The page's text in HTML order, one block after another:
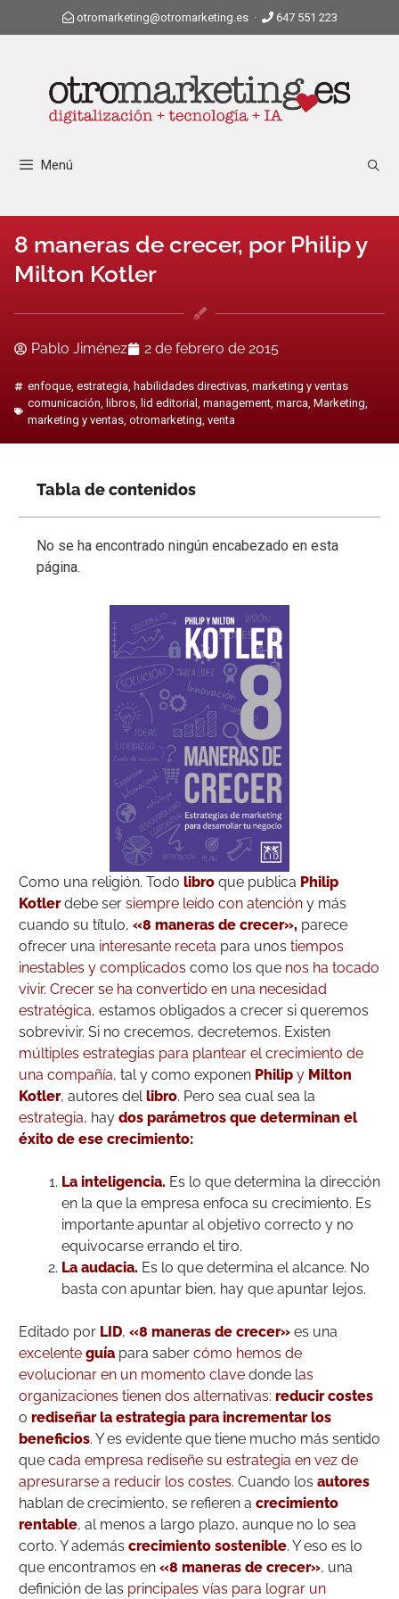
otromarketing@otromarketing.es· 647 551 223
Menú
8 maneras de crecer, por Philip y
Milton Kotler
Pablo Jiménez 2 de febrero de 2015
enfoque,estrategia, habilidades directivas,marketing y ventas
comunicación, libros, lid editorial,management,marca,Marketing,
marketing y ventas,otromarketing,venta
Como una religión. Todo libro que publica Philip
Kotlerdebe ser siempre leído con atención y más
cuando su título, «8 maneras de crecer», parece
ofrecer una interesante receta para unos tiempos
inestables y complicados como los que nos ha tocado
vivir. Crecer se ha convertido en una necesidad
estratégica, estamos obligados a crecer si queremos
sobrevivir. Si no crecemos, decretemos. Existen
múltiples estrategias para plantear el crecimiento de
una compañía, tal y como exponen Philip y Milton
Kotler, autores del libro. Pero sea cual sea la
estrategia, hay dos parámetros que determinan el
éxito de ese crecimiento:
La inteligencia. Es lo que determina la dirección
en la que la empresa enfoca su crecimiento. Es
importante apuntar al objetivo correcto y no
equivocarse errando el tiro.
La audacia. Es lo que determina el alcance. No
basta con apuntar bien, hay que apuntar lejos.
Editado por LID, «8 maneras de crecer» es una
excelente guía para saber cómo hemos de
evolucionar en un momento clave donde las
organizaciones tienen dos alternativas: reducir costes
o rediseñar la estrategia para incrementar los
beneficios. Y es evidente que tiene mucho más sentido
que cada empresa rediseñe su estrategia en vez de
apresurarse a reducir los costes. Cuando los autores
hablan de crecimiento, se refieren a crecimiento
rentable, al menos a largo plazo, aunque no lo sea
corto. Y además crecimiento sostenible. Y eso es lo
que encontramos en «8 maneras de crecer», una
definición de las principales vías para lograr un
Tabla de contenidos
No se ha encontrado ningún encabezado en esta
página.